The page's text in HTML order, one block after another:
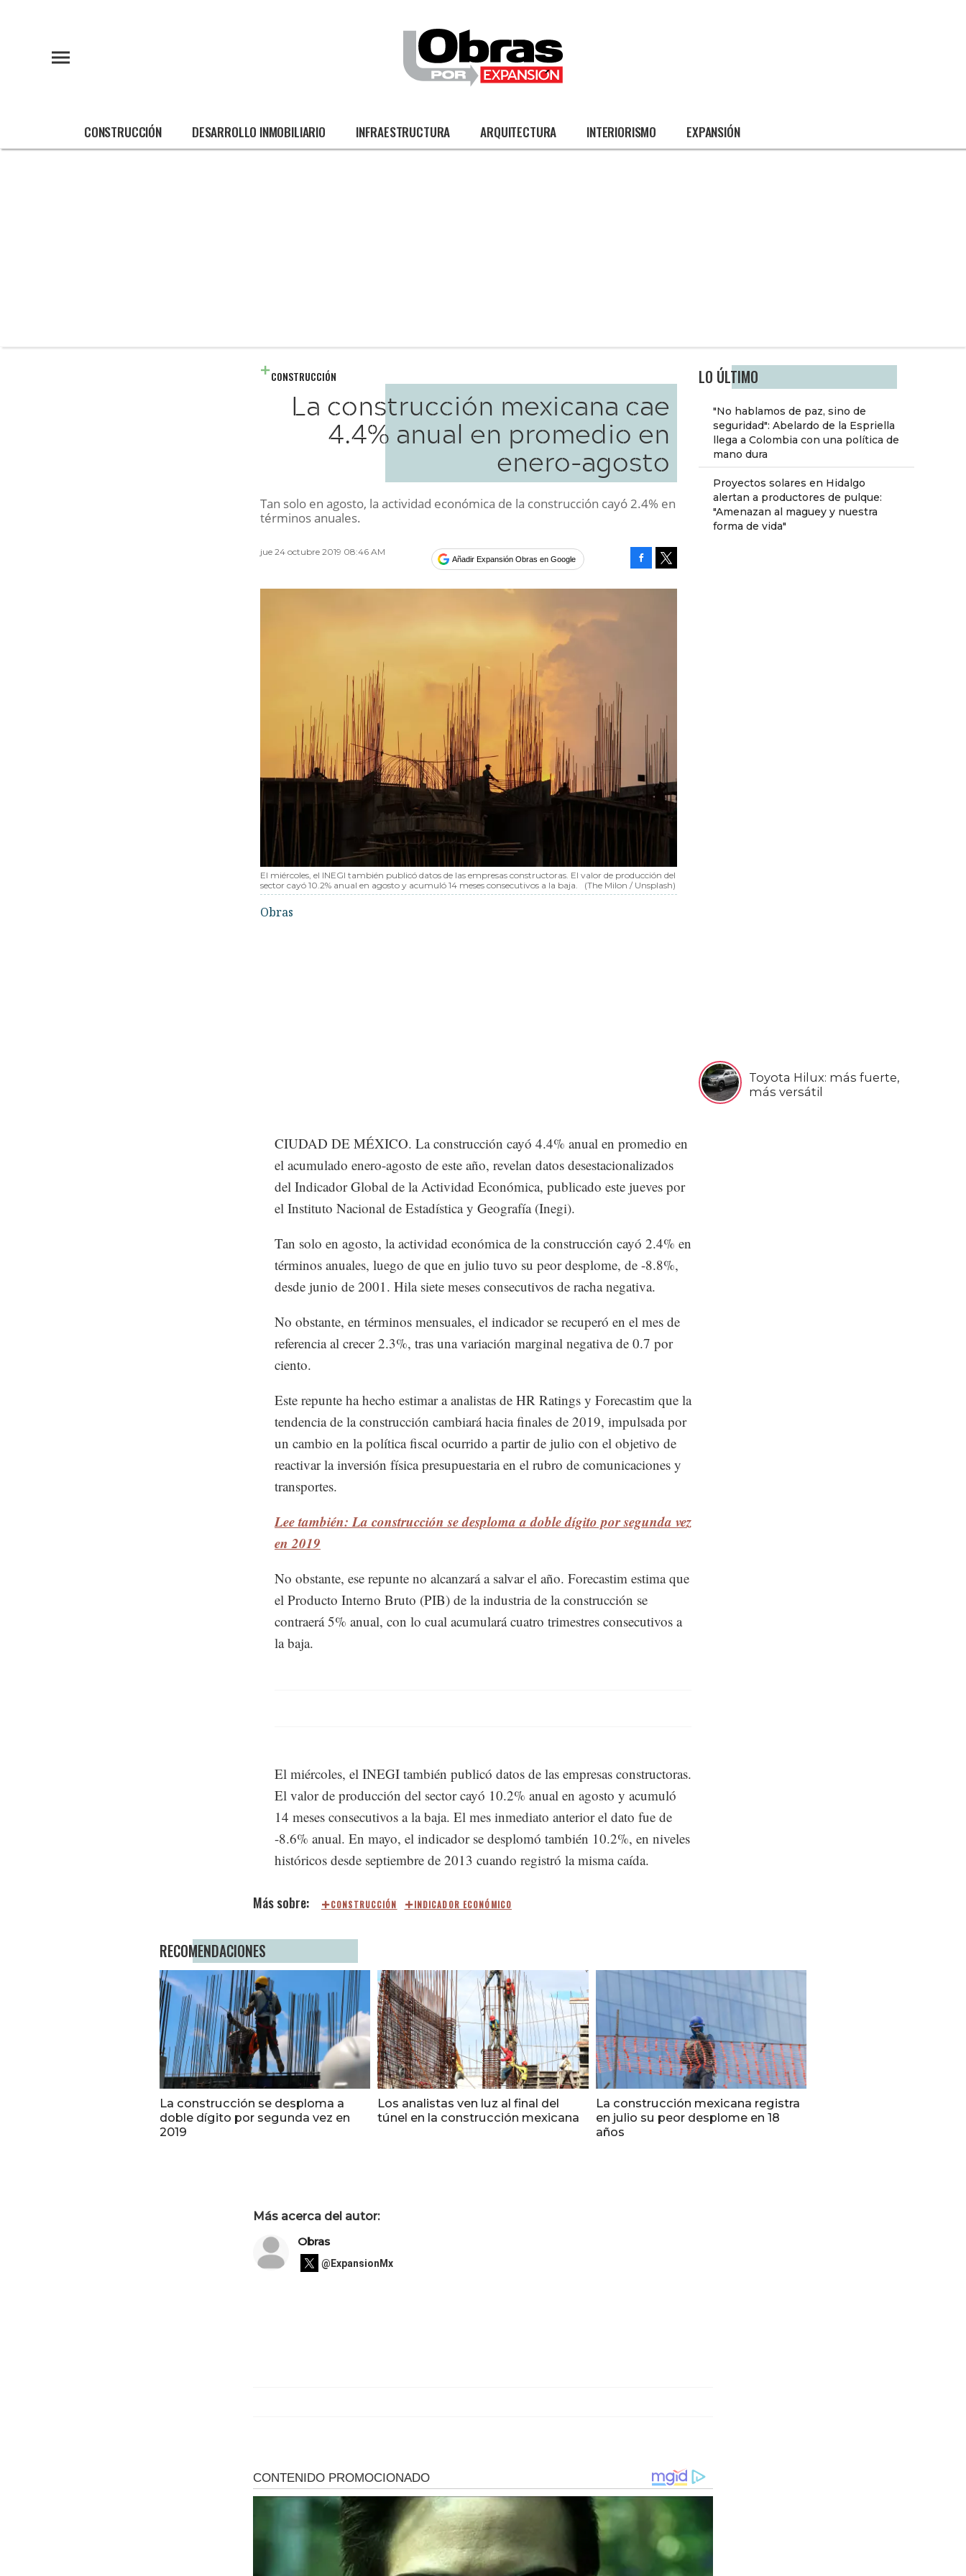
CONSTRUCCIÓN DESARROLLO INMOBILIARIO INFRAESTRUCTURA ARQUITECTURA INTERIORISMO EXPANSIÓN
LO ÚLTIMO
"No hablamos de paz, sino de
seguridad": Abelardo de la Espriella
llega a Colombia con una política de
mano dura
Proyectos solares en Hidalgo
alertan a productores de pulque:
"Amenazan al maguey y nuestra
forma de vida"
Toyota Hilux: más fuerte,
más versátil
CONSTRUCCIÓN
La construcción mexicana cae
4.4% anual en promedio en
enero-agosto
Tan solo en agosto, la actividad económica de la construcción cayó 2.4% en
términos anuales.
jue 24 octubre 2019 08:46 AM
Añadir Expansión Obras en Google
El miércoles, el INEGI también publicó datos de las empresas constructoras. El valor de producción del
sector cayó 10.2% anual en agosto y acumuló 14 meses consecutivos a la baja.
(The Milon / Unsplash)
Obras
CIUDAD DE MÉXICO. La construcción cayó 4.4% anual en promedio en
el acumulado enero-agosto de este año, revelan datos desestacionalizados
del Indicador Global de la Actividad Económica, publicado este jueves por
el Instituto Nacional de Estadística y Geografía (Inegi).
Tan solo en agosto, la actividad económica de la construcción cayó 2.4% en
términos anuales, luego de que en julio tuvo su peor desplome, de -8.8%,
desde junio de 2001. Hila siete meses consecutivos de racha negativa.
No obstante, en términos mensuales, el indicador se recuperó en el mes de
referencia al crecer 2.3%, tras una variación marginal negativa de 0.7 por
ciento.
Este repunte ha hecho estimar a analistas de HR Ratings y Forecastim que la
tendencia de la construcción cambiará hacia finales de 2019, impulsada por
un cambio en la política fiscal ocurrido a partir de julio con el objetivo de
reactivar la inversión física presupuestaria en el rubro de comunicaciones y
transportes.
Lee también: La construcción se desploma a doble dígito por segunda vez
en 2019
No obstante, ese repunte no alcanzará a salvar el año. Forecastim estima que
el Producto Interno Bruto (PIB) de la industria de la construcción se
contraerá 5% anual, con lo cual acumulará cuatro trimestres consecutivos a
la baja.
El miércoles, el INEGI también publicó datos de las empresas constructoras.
El valor de producción del sector cayó 10.2% anual en agosto y acumuló
14 meses consecutivos a la baja. El mes inmediato anterior el dato fue de
-8.6% anual. En mayo, el indicador se desplomó también 10.2%, en niveles
históricos desde septiembre de 2013 cuando registró la misma caída.
CONSTRUCCIÓN INDICADOR ECONÓMICO
RECOMENDACIONES
La construcción se desploma a
doble dígito por segunda vez en
2019
Los analistas ven luz al final del
túnel en la construcción mexicana
La construcción mexicana registra
en julio su peor desplome en 18
años
Más acerca del autor:
Obras
@ExpansionMx